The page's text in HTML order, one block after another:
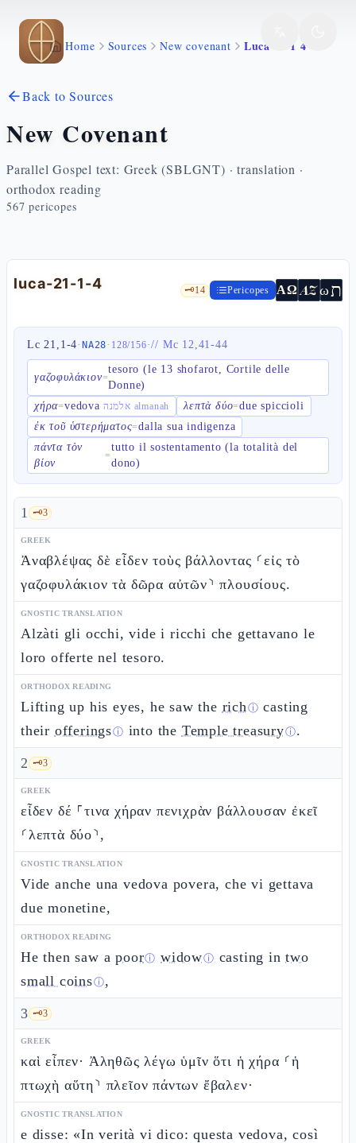
Skip to main content
Home Sources New covenant Luca 21 1 4
Back to Sources
New Covenant
Parallel Gospel text: Greek (SBLGNT) · translation ·
orthodox reading
567 pericopes
luca-21-1-4 🗝️14 Pericopes ΑΩ AZωת
Lc 21,1-4·NA28· 128/156·// Mc 12,41-44
γαζοφυλάκιον=
tesoro (le 13 shofarot, Cortile delle
Donne)
χήρα=vedova אלמנה almanah λεπτὰ δύο=due spiccioli
ἐκ τοῦ ὑστερήματος=dalla sua indigenza
πάντα τὸν
βίον
=
tutto il sostentamento (la totalità del
dono)
1 🗝️3
GREEK
Ἀναβλέψας δὲ εἶδεν τοὺς βάλλοντας ⸂εἰς τὸ
γαζοφυλάκιον τὰ δῶρα αὐτῶν⸃ πλουσίους.
GNOSTIC TRANSLATION
Alzàti gli occhi, vide i ricchi che gettavano le
loro offerte nel tesoro.
ORTHODOX READING
Lifting up his eyes, he saw the richⓘ casting
their offeringsⓘ into the Temple treasuryⓘ.
2 🗝️3
GREEK
εἶδεν δέ ⸀τινα χήραν πενιχρὰν βάλλουσαν ἐκεῖ
⸂λεπτὰ δύο⸃,
GNOSTIC TRANSLATION
Vide anche una vedova povera, che vi gettava
due monetine,
ORTHODOX READING
He then saw apoorⓘ widowⓘ casting intwo
small coinsⓘ,
3 🗝️3
GREEK
καὶ εἶπεν· Ἀληθῶς λέγω ὑμῖν ὅτι ἡ χήρα ⸂ἡ
πτωχὴ αὕτη⸃ πλεῖον πάντων ἔβαλεν·
GNOSTIC TRANSLATION
e disse: «In verità vi dico: questa vedova, così